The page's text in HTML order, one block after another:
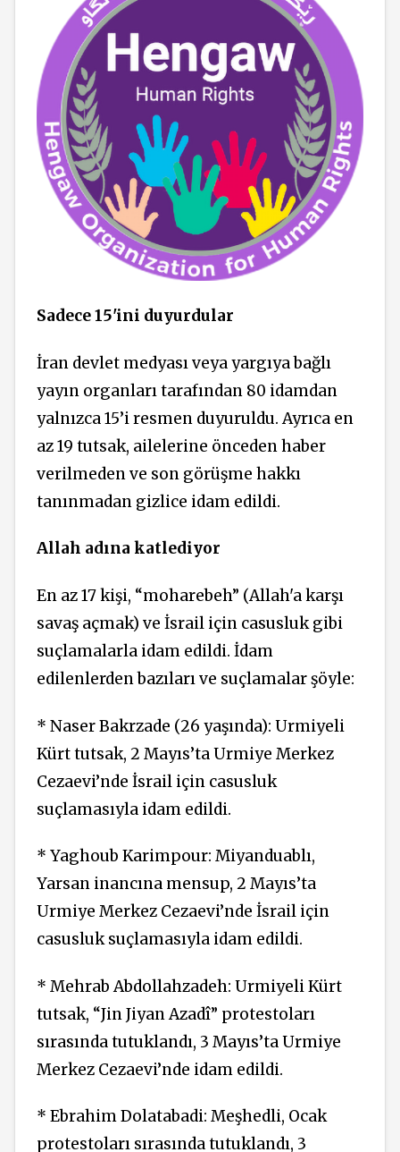
Sadece 15'ini duyurdular
İran devlet medyası veya yargıya bağlı
yayın organları tarafından 80 idamdan
yalnızca 15’i resmen duyuruldu. Ayrıca en
az 19 tutsak, ailelerine önceden haber
verilmeden ve son görüşme hakkı
tanınmadan gizlice idam edildi.
Allah adına katlediyor
En az 17 kişi, “moharebeh” (Allah'a karşı
savaş açmak) ve İsrail için casusluk gibi
suçlamalarla idam edildi. İdam
edilenlerdenbazıları ve suçlamalar şöyle:
* Naser Bakrzade (26 yaşında): Urmiyeli
Kürt tutsak, 2 Mayıs’ta Urmiye Merkez
Cezaevi’nde İsrail için casusluk
suçlamasıyla idam edildi.
* Yaghoub Karimpour: Miyanduablı,
Yarsan inancına mensup, 2 Mayıs’ta
Urmiye Merkez Cezaevi’nde İsrail için
casusluk suçlamasıyla idam edildi.
* Mehrab Abdollahzadeh: UrmiyeliKürt
tutsak, “Jin Jiyan Azadî” protestoları
sırasında tutuklandı, 3 Mayıs’taUrmiye
Merkez Cezaevi’nde idam edildi.
* Ebrahim Dolatabadi: Meşhedli, Ocak
protestoları sırasında tutuklandı, 3